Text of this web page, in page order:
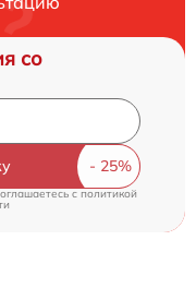
со
c политикой